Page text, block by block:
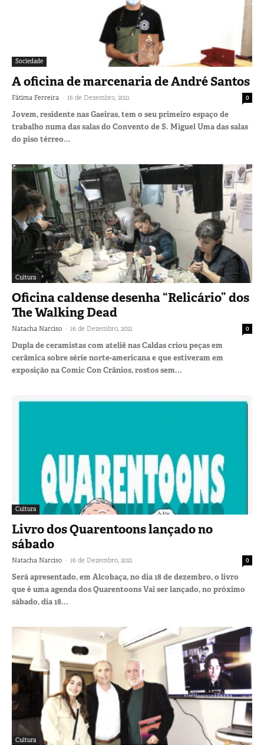
Sociedade
A oficina de marcenaria de André Santos
Fátima Ferreira - 16 de Dezembro, 2021 0
Jovem, residente nas Gaeiras, tem o seu primeiro espaço de
trabalho numa das salas do Convento de S. Miguel Uma das salas
do piso térreo...
Cultura
Oficina caldense desenha “Relicário” dos
The Walking Dead
Natacha Narciso - 16 de Dezembro, 2021 0
Dupla de ceramistas com ateliê nas Caldas criou peças em
cerâmica sobre série norte-americana e que estiveram em
exposição na Comic Con Crânios, rostos sem...
Cultura
Livro dos Quarentoons lançado no
sábado
Natacha Narciso - 16 de Dezembro, 2021 0
Será apresentado, em Alcobaça, no dia 18 de dezembro, o livro
que é uma agenda dos Quarentoons Vai ser lançado, no próximo
sábado, dia 18...
Cultura